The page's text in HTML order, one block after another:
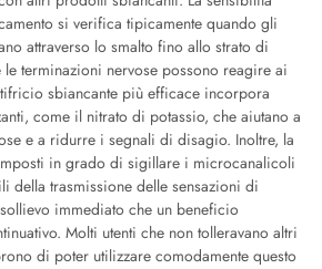
si verifica tipicamente quando gli
attraverso lo smalto fino allo strato di
le terminazioni nervose possono reagire ai
sbiancante più efficace incorpora
come il nitrato di potassio, che aiutano a
e a ridurre i segnali di disagio. Inoltre, la
in grado di sigillare i microcanalicoli
della trasmissione delle sensazioni di
immediato che un beneficio
Molti utenti che non tolleravano altri
di poter utilizzare comodamente questo